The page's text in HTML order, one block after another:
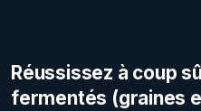
Réussissez à coup
fermentés (graines